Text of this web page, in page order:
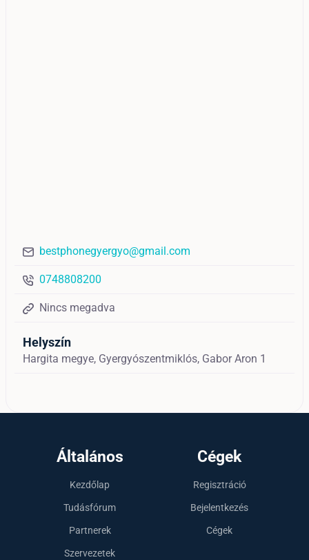
bestphonegyergyo@gmail.com
0748808200
Nincs megadva
Helyszín
Hargita megye, Gyergyószentmiklós, Gabor Aron 1
Általános
Kezdőlap
Tudásfórum
Partnerek
Szervezetek
Cégek
Regisztráció
Bejelentkezés
Cégek